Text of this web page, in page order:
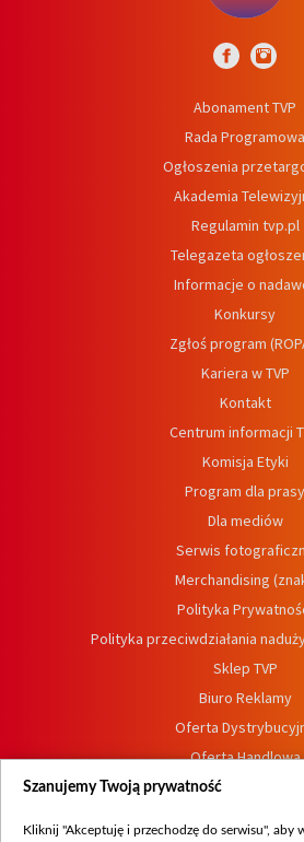
Abonament TVP
Rada Programowa
Ogłoszenia
Akademia
Regulamin tvp.pl
Telegazeta
Informacje o
Konkursy
Zgłoś program
Kariera w TVP
Kontakt
Centrum informacji
Komisja Etyki
Program dla prasy
Dla mediów
Serwis
Merchandising
Polityka
Polityka przeciwdziałania
Sklep TVP
Biuro Reklamy
Oferta
Oferta Handlowa
Dostępność
Szanujemy Twoją prywatność
Kliknij "Akceptuję i przechodzę do serwisu", aby